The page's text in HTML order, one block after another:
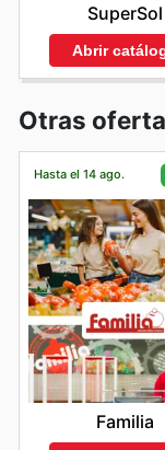
SuperSol
Abrir
Otras
Hasta el 14 ago.
Familia